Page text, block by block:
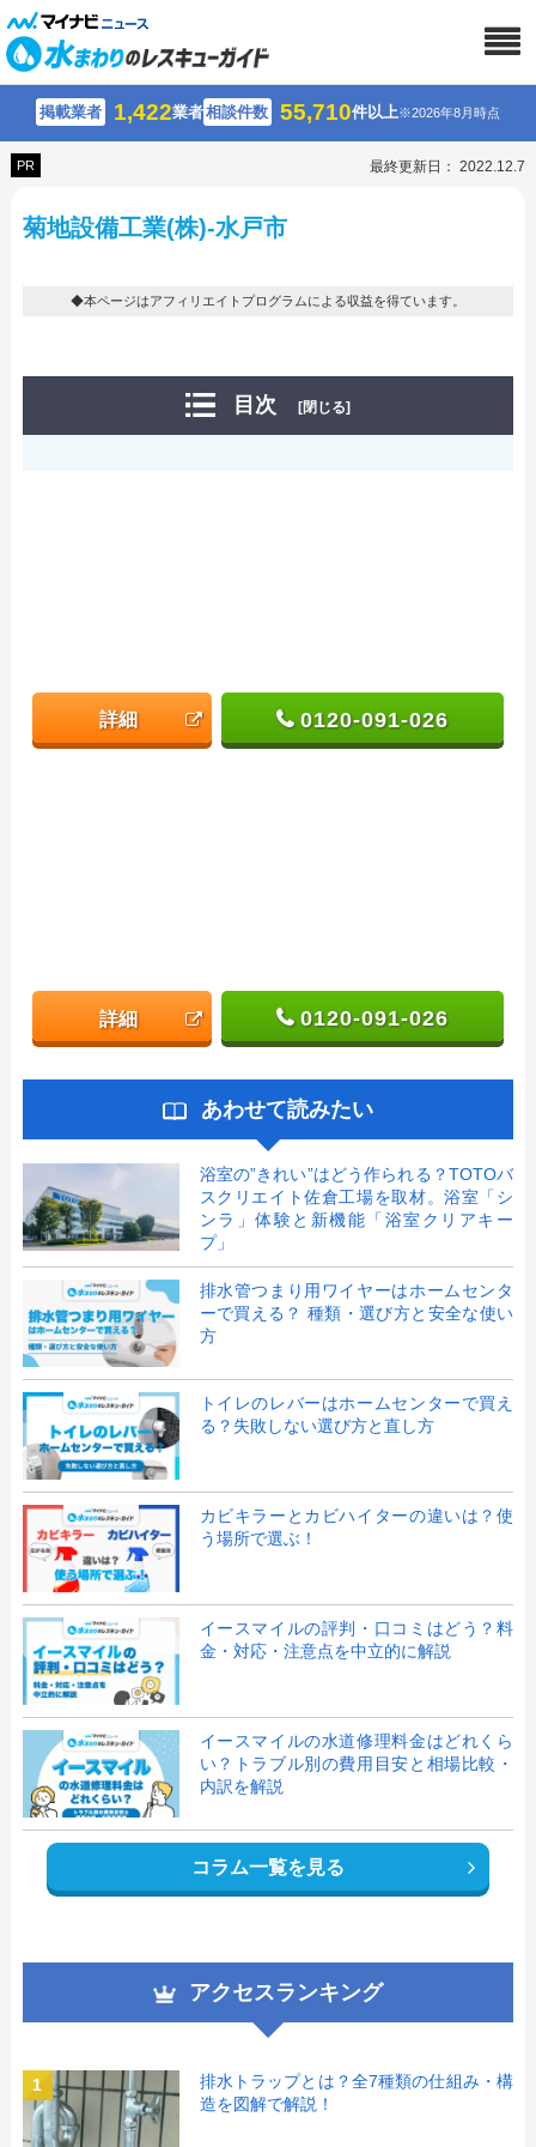
掲載業者 1,422業者相談件数 55,710件以上※2026年8月時点
PR 最終更新日： 2022.12.7
菊地設備工業(株)-水戸市
◆本ページはアフィリエイトプログラムによる収益を得ています。
目次 [閉じる]
詳細 0120-091-026
詳細 0120-091-026
あわせて読みたい
浴室の”きれい”はどう作られる？TOTOバ
スクリエイト佐倉工場を取材。浴室「シ
ンラ」体験と新機能「浴室クリアキー
プ」
排水管つまり用ワイヤーはホームセンタ
ーで買える？ 種類・選び方と安全な使い
方
トイレのレバーはホームセンターで買え
る？失敗しない選び方と直し方
カビキラーとカビハイターの違いは？使
う場所で選ぶ！
イースマイルの評判・口コミはどう？料
金・対応・注意点を中立的に解説
イースマイルの水道修理料金はどれくら
い？トラブル別の費用目安と相場比較・
内訳を解説
コラム一覧を見る
アクセスランキング
1
排水トラップとは？全7種類の仕組み・構
造を図解で解説！